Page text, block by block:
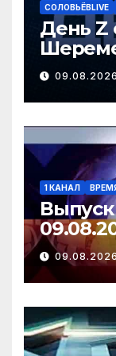
СОЛОВЬЁВLIVE
День Z
2026
09.08.2026
1 КАНАЛ
Выпуск
09.08.2026